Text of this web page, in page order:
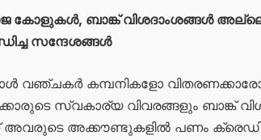
കോളുകൾ, ബാങ്ക് വിശദാംശങ്ങൾ
സന്ദേശങ്ങൾ
വഞ്ചകർ കമ്പനികളോ വിതരണക്കാരോ
സ്വകാര്യ വിവരങ്ങളും ബാങ്ക്
അക്കൗണ്ടുകളിൽ പണം